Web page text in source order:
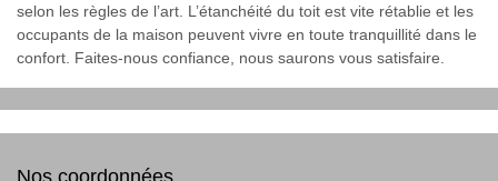
selon les règles de l’art. L’étanchéité du toit est vite rétablie et les
occupants de la maison peuvent vivre en toute tranquillité dans le
confort. Faites-nous confiance, nous saurons vous satisfaire.
Nos coordonnées